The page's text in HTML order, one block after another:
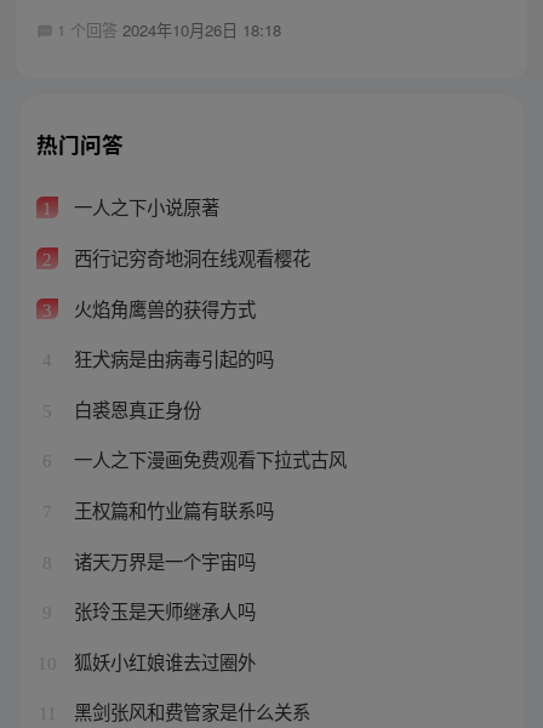
1 个回答 2024年10月26日 18:18
热门问答
1 一人之下小说原著
2 西行记穷奇地洞在线观看樱花
3 火焰角鹰兽的获得方式
4 狂犬病是由病毒引起的吗
5 白裘恩真正身份
6 一人之下漫画免费观看下拉式古风
7 王权篇和竹业篇有联系吗
8 诸天万界是一个宇宙吗
9 张玲玉是天师继承人吗
10 狐妖小红娘谁去过圈外
黑剑张风和费管家是什么关系